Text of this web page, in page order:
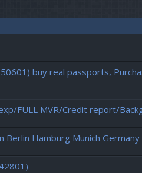
buy real passports,
FULL MVR/Credit report/
Berlin Hamburg Munich Germany